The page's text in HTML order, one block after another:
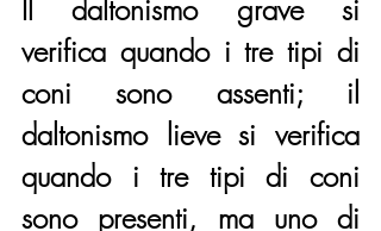
Il daltonismo grave si
verifica quando i tre tipi di
coni sono assenti; il
daltonismo lieve si verifica
quando i tre tipi di coni
sono presenti, ma uno di